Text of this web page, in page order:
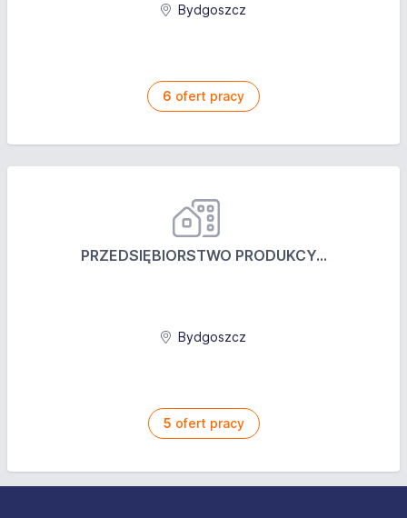
Bydgoszcz
6 ofert pracy
PRZEDSIĘBIORSTWO PRODUKCY...
Bydgoszcz
5 ofert pracy